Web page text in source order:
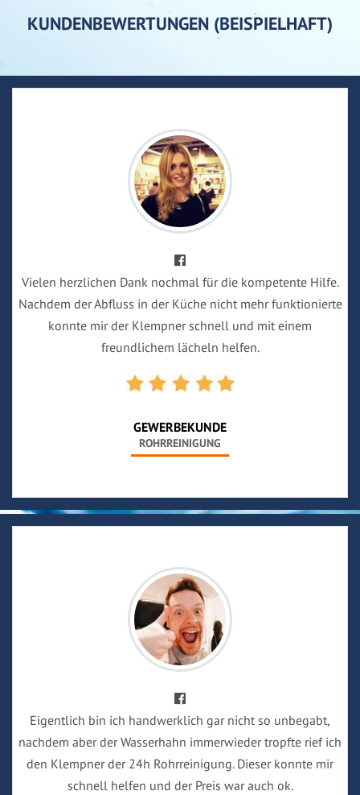
KUNDENBEWERTUNGEN (BEISPIELHAFT)
Vielen herzlichen Dank nochmal für die kompetente Hilfe.
Nachdem der Abfluss in der Küche nicht mehr funktionierte
konnte mir der Klempner schnell und mit einem
freundlichem lächeln helfen.
GEWERBEKUNDE
ROHRREINIGUNG
Eigentlich bin ich handwerklich gar nicht so unbegabt,
nachdem aber der Wasserhahn immerwieder tropfte rief ich
den Klempner der 24h Rohrreinigung. Dieser konnte mir
schnell helfen und der Preis war auch ok.